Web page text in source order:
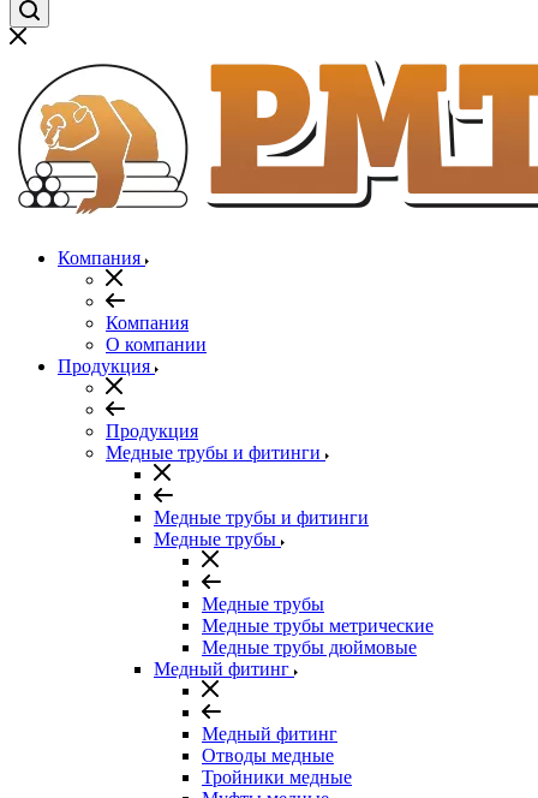
Компания
Компания
О компании
Продукция
Продукция
Медные трубы и фитинги
Медные трубы и фитинги
Медные трубы
Медные трубы
Медные трубы метрические
Медные трубы дюймовые
Медный фитинг
Медный фитинг
Отводы медные
Тройники медные